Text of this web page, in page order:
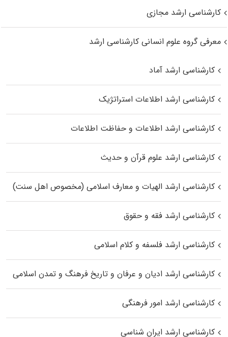
کارشناسی ارشد مجازی
معرفی گروه علوم انسانی کارشناسی ارشد
کارشناسی ارشد آماد
کارشناسی ارشد اطلاعات استراتژیک
کارشناسی ارشد اطلاعات و حفاظت اطلاعات
کارشناسی ارشد علوم قرآن و حدیث
کارشناسی ارشد الهیات و معارف اسلامی (مخصوص اهل سنت)
کارشناسی ارشد فقه و حقوق
کارشناسی ارشد فلسفه و کلام اسلامی
کارشناسی ارشد ادیان و عرفان و تاریخ فرهنگ و تمدن اسلامی
کارشناسی ارشد امور فرهنگی
کارشناسی ارشد ایران شناسی